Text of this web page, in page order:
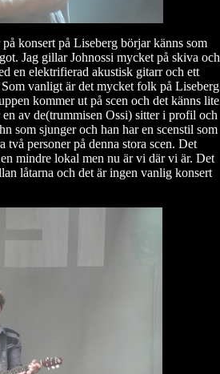
konsert på Liseberg börjar känns som
Jag gillar Johnossi mycket på skiva och
en elektrifierad akustisk gitarr och ett
vanligt är det mycket folk på Liseberg
kommer ut på scen och det känns lite
av de(trummisen Ossi) sitter i profil och
som sjunger och han har en scenstil som
personer på denna stora scen. Det
mindre lokal men nu är vi där vi är. Det
låtarna och det är ingen vanlig konsert